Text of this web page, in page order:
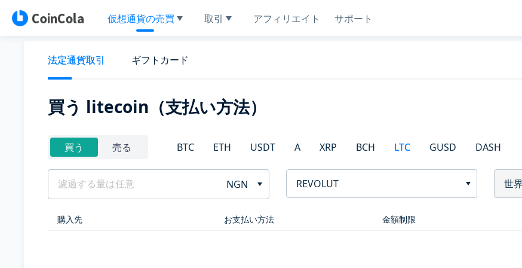
仮想通貨の売買 取引 アフィリエイト サポート
法定通貨取引 ギフトカード
買う litecoin（支払い方法）
買う 売る BTC ETH USDT A XRP BCH LTC GUSD DASH
NGN REVOLUT 世
購入先 お支払い方法 金額制限